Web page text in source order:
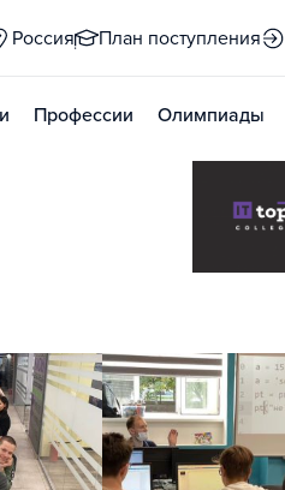
Россия План поступления
Профессии Олимпиады